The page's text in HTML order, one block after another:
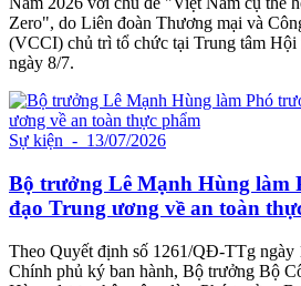
Zero", do Liên đoàn Thương mại và
(VCCI) chủ trì tổ chức tại Trung tâm
ngày 8/7.
Sự kiện - 13/07/2026
Bộ trưởng Lê Mạnh Hùng làm
đạo Trung ương về an toàn
Theo Quyết định số 1261/QĐ-TTg ngày
Chính phủ ký ban hành, Bộ trưởng Bộ